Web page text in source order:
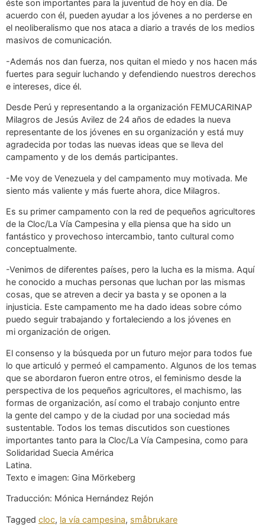
éste son importantes para la juventud de hoy en día. De
acuerdo con él, pueden ayudar a los jóvenes a no perderse en
el neoliberalismo que nos ataca a diario a través de los medios
masivos de comunicación.
-Además nos dan fuerza, nos quitan el miedo y nos hacen más
fuertes para seguir luchando y defendiendo nuestros derechos
e intereses, dice él.
Desde Perú y representando a la organización FEMUCARINAP
Milagros de Jesús Avilez de 24 años de edades la nueva
representante de los jóvenes en su organización y está muy
agradecida por todas las nuevas ideas que se lleva del
campamento y de los demás participantes.
-Me voy de Venezuela y del campamento muy motivada. Me
siento más valiente y más fuerte ahora, dice Milagros.
Es su primer campamento con la red de pequeños agricultores
de la Cloc/La Vía Campesina y ella piensa que ha sido un
fantástico y provechoso intercambio, tanto cultural como
conceptualmente.
-Venimos de diferentes países, pero la lucha es la misma. Aquí
he conocido a muchas personas que luchan por las mismas
cosas, que se atreven a decir ya basta y se oponen a la
injusticia. Este campamento me ha dado ideas sobre cómo
puedo seguir trabajando y fortaleciendo a los jóvenes en
mi organización de origen.
El consenso y la búsqueda por un futuro mejor para todos fue
lo que articuló y permeó el campamento. Algunos de los temas
que se abordaron fueron entre otros, el feminismo desde la
perspectiva de los pequeños agricultores, el machismo, las
formas de organización, así como el trabajo conjunto entre
la gente del campo y de la ciudad por una sociedad más
sustentable. Todos los temas discutidos son cuestiones
importantes tanto para la Cloc/La Vía Campesina, como para
Solidaridad Suecia América
Latina.
Texto e imagen: Gina Mörkeberg
Traducción: Mónica Hernández Rejón
Tagged cloc, la vía campesina, småbrukare